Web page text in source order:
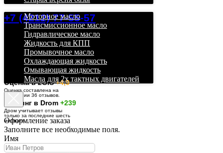
+7 (4212) 77-55-57
Оценка в 2GIS+4,9
Оценка составлена на
основании 36 отзывов.
Рейтинг в Drom +239
Дром учитывает отзывы
только за последние шесть
месяцев.
Моторное масло
Трансмиссионное масло
Гидравлическое масло
Жидкость для КПП
Промывочное масло
Охлаждающая жидкость
Омывающая жидкость
Масла для 2х тактных двигателей
Оформление заказа
Заполните все необходимые поля.
Имя